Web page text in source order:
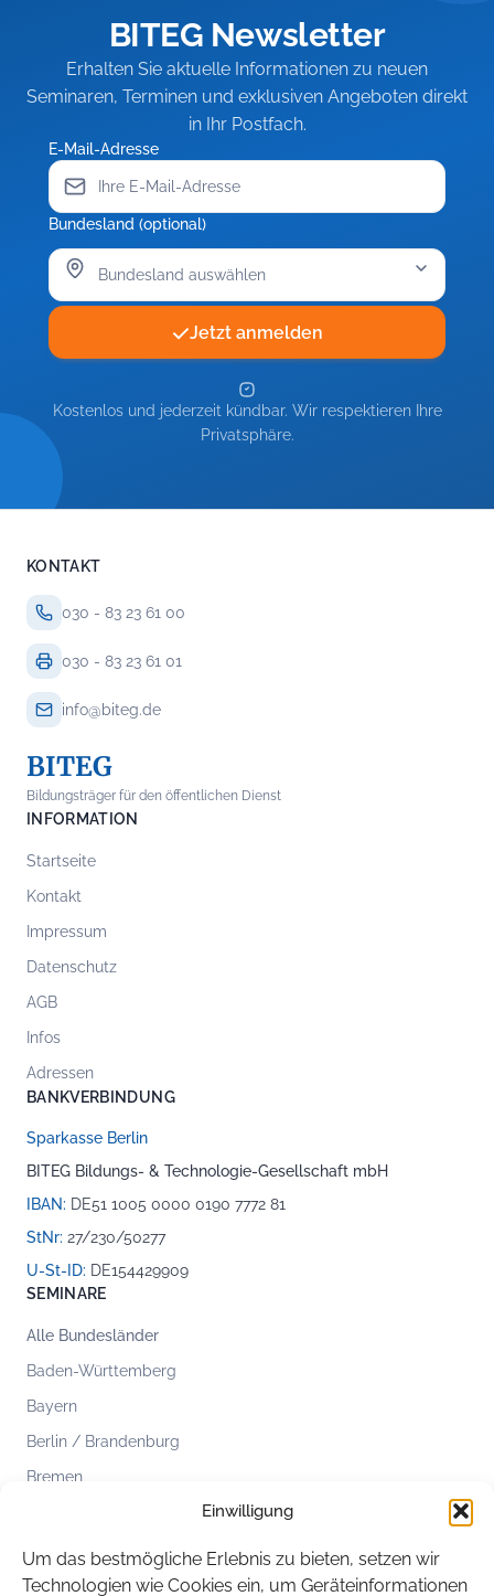
Einwilligung
Um das bestmögliche Erlebnis zu bieten, setzen wir
Technologien wie Cookies ein, um Geräteinformationen
BITEG Newsletter
Erhalten Sie aktuelle Informationen zu neuen
Seminaren, Terminen und exklusiven Angeboten direkt
in Ihr Postfach.
E-Mail-Adresse
Bundesland (optional)
Jetzt anmelden
Kostenlos und jederzeit kündbar. Wir respektieren Ihre
Privatsphäre.
KONTAKT
030 - 83 23 61 00
030 - 83 23 61 01
info@biteg.de
BITEG
Bildungsträger für den öffentlichen Dienst
INFORMATION
Startseite
Kontakt
Impressum
Datenschutz
AGB
Infos
Adressen
BANKVERBINDUNG
Sparkasse Berlin
BITEG Bildungs- & Technologie-Gesellschaft mbH
IBAN: DE51 1005 0000 0190 7772 81
StNr: 27/230/50277
U-St-ID: DE154429909
SEMINARE
Alle Bundesländer
Baden-Württemberg
Bayern
Berlin / Brandenburg
Bremen
Mecklenburg-Vorpommern